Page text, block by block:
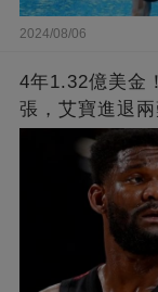
2024/08/06
4年1.32億美金
張，艾寶進退